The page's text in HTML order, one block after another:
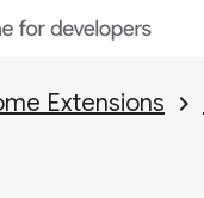
Extensions